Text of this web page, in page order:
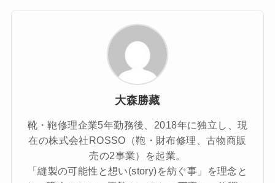
大森勝藏
靴・鞄修理企業5年勤務後、2018年に独立し、現
在の株式会社ROSSO（鞄・財布修理、古物商販
売の2事業）を起業。
「縫製の可能性と想い(story)を紡ぐ事」を理念と